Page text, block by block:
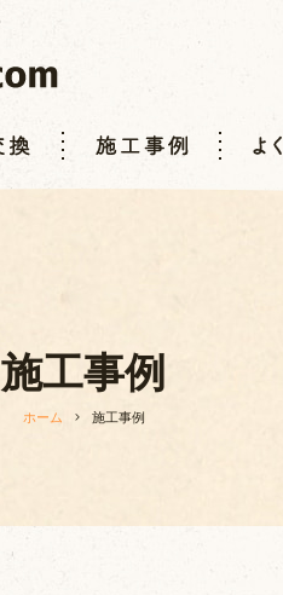
施工事例
ホーム 施工事例